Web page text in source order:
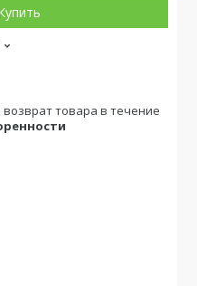
возврат товара в течение